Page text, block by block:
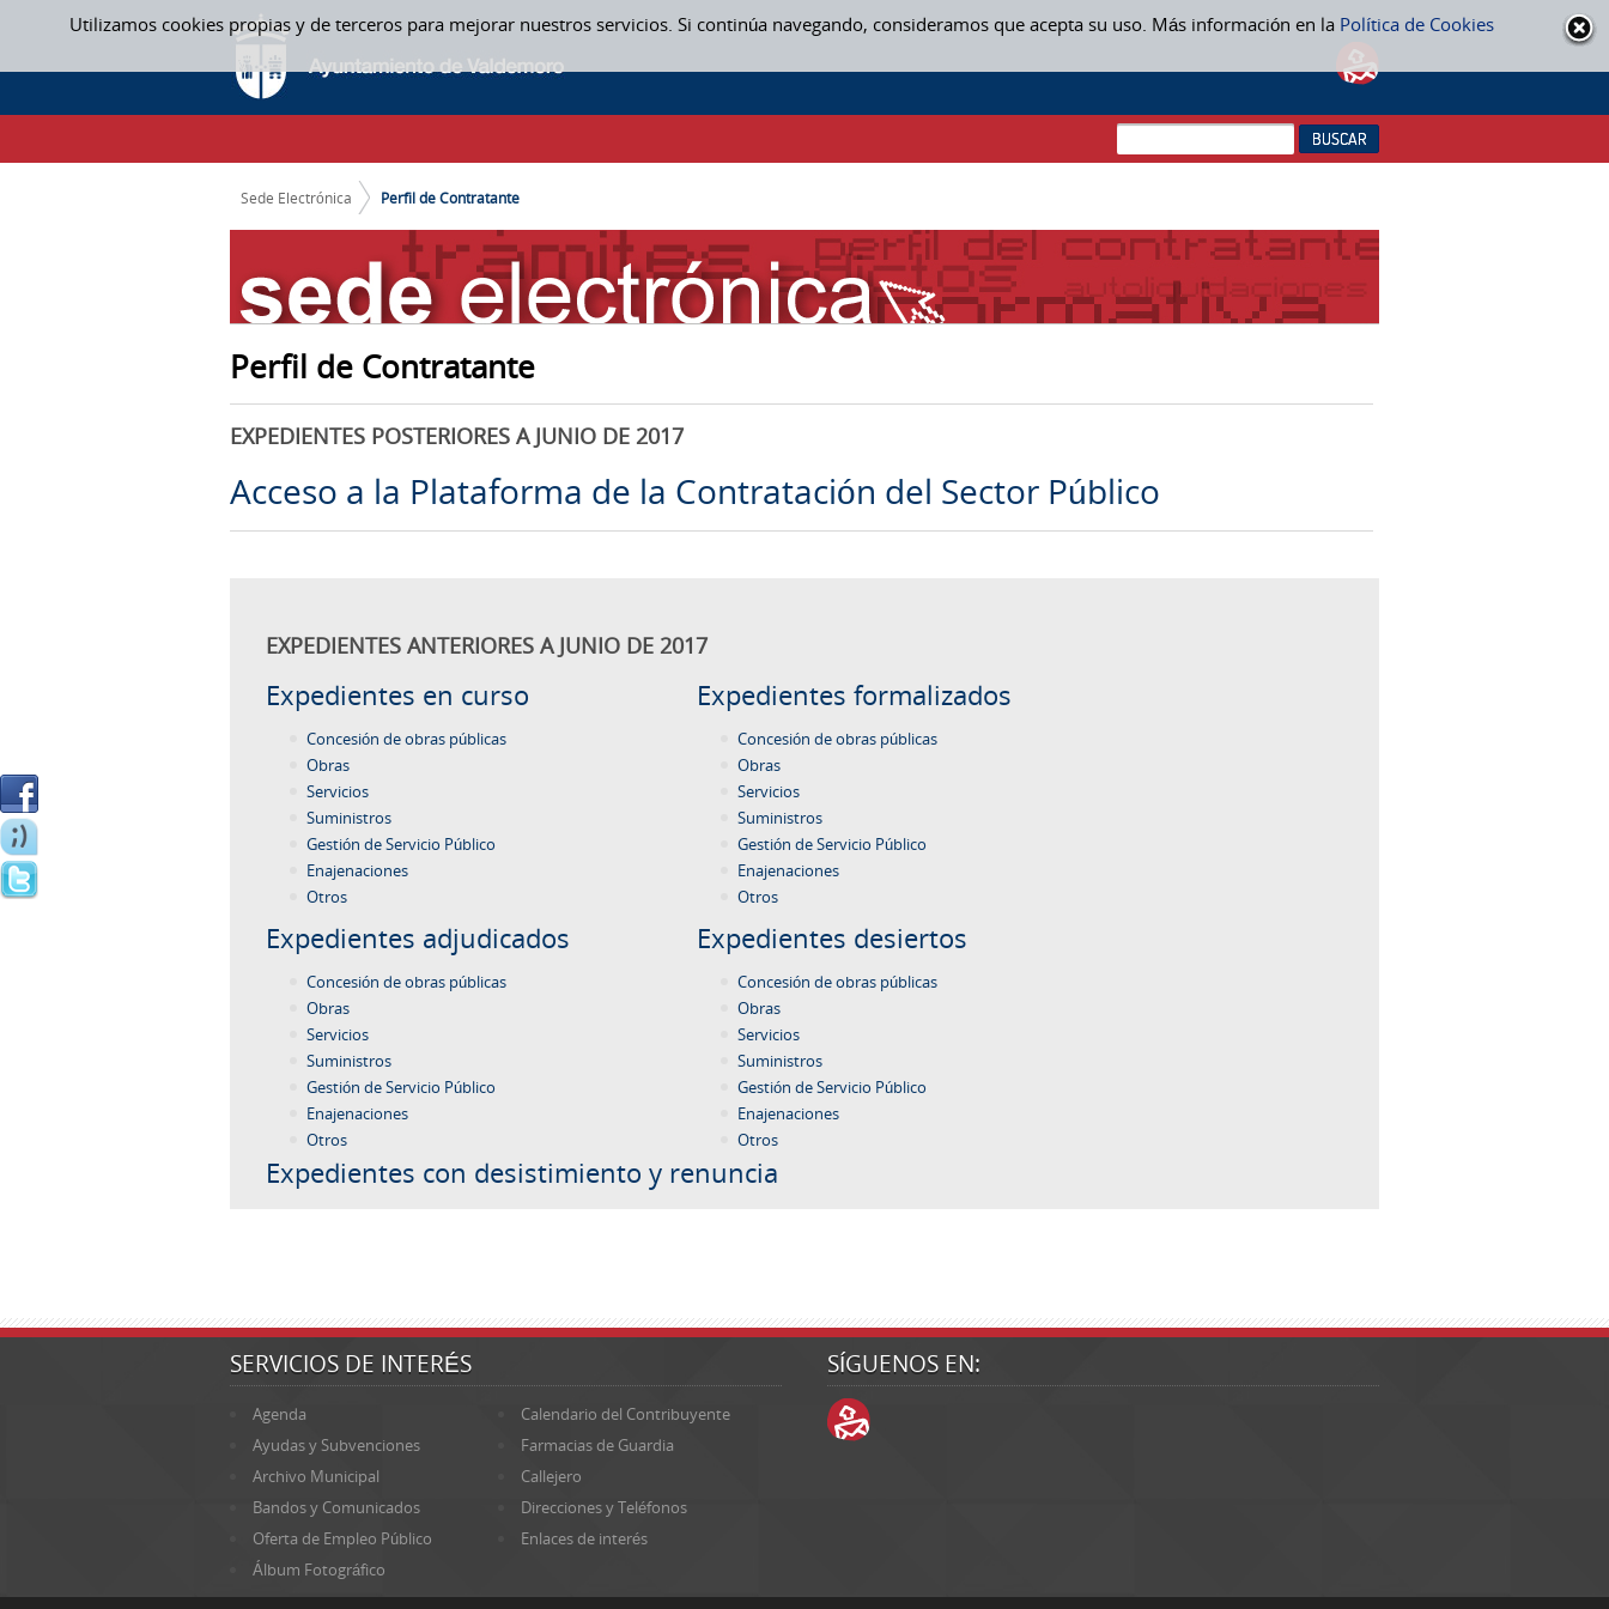
Utilizamos cookies propias y de terceros para mejorar nuestros servicios. Si continúa navegando, consideramos que acepta su uso. Más información en la Política de Cookies
Saltar al contenido
PERFIL DE CONTRATANTE
CAMINO DE MIGAS
Sede Electrónica Perfil de Contratante
Perfil de Contratante
EXPEDIENTES POSTERIORES A JUNIO DE 2017
Acceso a la Plataforma de la Contratación del Sector Público
EXPEDIENTES ANTERIORES A JUNIO DE 2017
Expedientes en curso
Concesión de obras públicas
Obras
Servicios
Suministros
Gestión de Servicio Público
Enajenaciones
Otros
Expedientes formalizados
Concesión de obras públicas
Obras
Servicios
Suministros
Gestión de Servicio Público
Enajenaciones
Otros
Expedientes adjudicados
Concesión de obras públicas
Obras
Servicios
Suministros
Gestión de Servicio Público
Enajenaciones
Otros
Expedientes desiertos
Concesión de obras públicas
Obras
Servicios
Suministros
Gestión de Servicio Público
Enajenaciones
Otros
Expedientes con desistimiento y renuncia
SERVICIOS DE INTERÉS
Agenda
Calendario del Contribuyente
Ayudas y Subvenciones
Farmacias de Guardia
Archivo Municipal
Callejero
Bandos y Comunicados
Direcciones y Teléfonos
Oferta de Empleo Público
Enlaces de interés
Álbum Fotográfico
SÍGUENOS EN: